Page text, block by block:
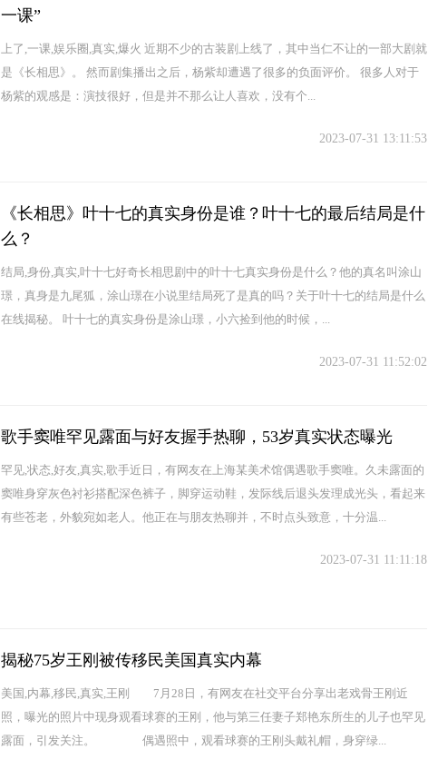
一课”
上了,一课,娱乐圈,真实,爆火 近期不少的古装剧上线了，其中当仁不让的一部大剧就
是《长相思》。 然而剧集播出之后，杨紫却遭遇了很多的负面评价。 很多人对于
杨紫的观感是：演技很好，但是并不那么让人喜欢，没有个...
2023-07-31 13:11:53
《长相思》叶十七的真实身份是谁？叶十七的最后结局是什
么？
结局,身份,真实,叶十七好奇长相思剧中的叶十七真实身份是什么？他的真名叫涂山
璟，真身是九尾狐，涂山璟在小说里结局死了是真的吗？关于叶十七的结局是什么
在线揭秘。 叶十七的真实身份是涂山璟，小六捡到他的时候，...
2023-07-31 11:52:02
歌手窦唯罕见露面与好友握手热聊，53岁真实状态曝光
罕见,状态,好友,真实,歌手近日，有网友在上海某美术馆偶遇歌手窦唯。久未露面的
窦唯身穿灰色衬衫搭配深色裤子，脚穿运动鞋，发际线后退头发理成光头，看起来
有些苍老，外貌宛如老人。他正在与朋友热聊并，不时点头致意，十分温...
2023-07-31 11:11:18
揭秘75岁王刚被传移民美国真实内幕
美国,内幕,移民,真实,王刚 7月28日，有网友在社交平台分享出老戏骨王刚近
照，曝光的照片中现身观看球赛的王刚，他与第三任妻子郑艳东所生的儿子也罕见
露面，引发关注。 偶遇照中，观看球赛的王刚头戴礼帽，身穿绿...